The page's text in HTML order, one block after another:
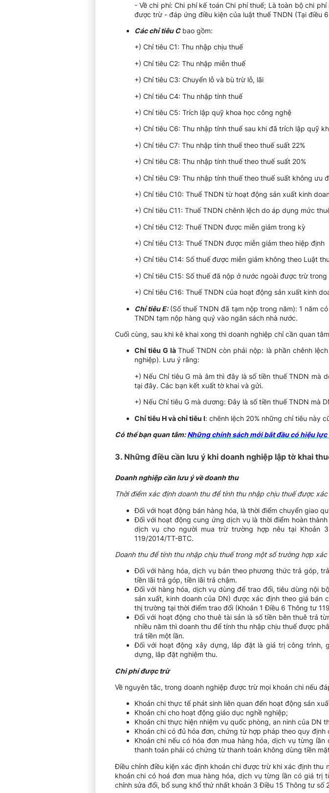
- Về chi phí: Chi phí kế toán Chi phí thuế; Là toàn bộ chi
được trừ - đáp ứng điều kiện của luật thuế TNDN (Tại điều
Các chỉ tiêu Cbao gồm:
+) Chỉ tiêu C1: Thu nhập chịu thuế
+) Chỉ tiêu C2: Thu nhập miễn thuế
+) Chỉ tiêu C3: Chuyển lỗ và bù trừ lỗ, lãi
+) Chỉ tiêu C4: Thu nhập tính thuế
+) Chỉ tiêu C5: Trích lập quỹ khoa học công nghệ
+) Chỉ tiêu C6: Thu nhập tính thuế sau khi đã trích lập quỹ
+) Chỉ tiêu C7: Thu nhập tính thuế theo thuế suất 22%
+) Chỉ tiêu C8: Thu nhập tính thuế theo thuế suất 20%
+) Chỉ tiêu C9: Thu nhập tính thuế theo thuế suất không ưu
+) Chỉ tiêu C10: Thuế TNDN từ hoạt động sản xuất kinh
+) Chỉ tiêu C11: Thuế TNDN chênh lệch do áp dụng mức
+) Chỉ tiêu C12: Thuế TNDN được miễn giảm trong kỳ
+) Chỉ tiêu C13: Thuế TNDN được miễn giảm theo hiệp định
+) Chỉ tiêu C14: Số thuế được miễn giảm không theo Luật
+) Chỉ tiêu C15: Số thuế đã nộp ở nước ngoài được trừ
+) Chỉ tiêu C16: Thuế TNDN của hoạt động sản xuất kinh
Chỉ tiêu E:(Số thuế TNDN đã tạm nộp trong năm): 1 năm
TNDN tạm nộp hàng quý vào ngân sách nhà nước.
Cuối cùng, sau khi kê khai xong thì doanh nghiệp chỉ cần quan
Chỉ tiêu G là Thuế TNDN còn phải nộp: là phần chênh
nghiệp). Lưu ý rằng:
+) Nếu Chỉ tiêu G mà âm thì đây là số tiền thuế TNDN mà
tại đây. Các bạn kết xuất tờ khai và gửi.
+) Nếu Chỉ tiêu G mà dương: Đây là số tiền thuế TNDN mà
Chỉ tiêu H và chỉ tiêu I: chênh lệch 20% những chỉ tiêu này
Có thể bạn quan tâm:Những chính sách mới bắt đầu có hiệu
3. Những điều cần lưu ý khi doanh nghiệp lập tờ khai
Doanh nghiệp cần lưu ý về doanh thu
Thời điểm xác định doanh thu để tính thu nhập chịu thuế được
Đối với hoạt động bán hàng hóa, là thời điểm chuyển giao
Đối với hoạt động cung ứng dịch vụ là thời điểm hoàn
dịch vụ cho người mua trừ trường hợp nêu tại Khoản
119/2014/TT-BTC.
Doanh thu để tính thu nhập chịu thuế trong một số trường hợp xác
Đối với hàng hóa, dịch vụ bán theo phương thức trả góp,
tiền lãi trả góp, tiền lãi trả chậm.
Đối với hàng hóa, dịch vụ dùng để trao đổi, tiêu dùng nội
sản xuất, kinh doanh của DN) được xác định theo giá bán
thị trường tại thời điểm trao đổi (Khoản 1 Điều 6 Thông tư
Đối với hoạt động cho thuê tài sản là số tiền bên thuê trả
nhiều năm thì doanh thu để tính thu nhập chịu thuế được
trả tiền một lần.
Đối với hoạt động xây dựng, lắp đặt là giá trị công trình,
dựng, lắp đặt nghiệm thu.
Chi phí được trừ
Về nguyên tắc, trong doanh nghiệp được trừ mọi khoản chi nếu
Khoản chi thực tế phát sinh liên quan đến hoạt động sản
Khoản chi cho hoạt động giáo dục nghề nghiệp;
Khoản chi thực hiện nhiệm vụ quốc phòng, an ninh của DN
Khoản chi có đủ hóa đơn, chứng từ hợp pháp theo quy định
Khoản chi nếu có hóa đơn mua hàng hóa, dịch vụ từng
thanh toán phải có chứng từ thanh toán không dùng tiền
Điều chỉnh điều kiện xác định khoản chi được trừ khi xác định
khoản chi có hoá đơn mua hàng hóa, dịch vụ từng lần có giá trị
chính sửa đổi, bổ sung khổ thứ nhất khoản 3 Điều 15 Thông tư số